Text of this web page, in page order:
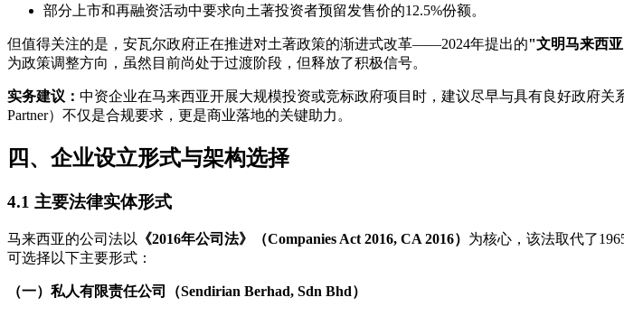
部分上市和再融资活动中要求向土著投资者预留发售价的12.5%份额。
但值得关注的是，安瓦尔政府正在推进对土著政策的渐进式改革——2024年提出的"文明马来西
为政策调整方向，虽然目前尚处于过渡阶段，但释放了积极信号。
实务建议： 中资企业在马来西亚开展大规模投资或竞标政府项目时，建议尽早与具有良好政府
Partner）不仅是合规要求，更是商业落地的关键助力。
四、企业设立形式与架构选择
4.1 主要法律实体形式
马来西亚的公司法以 《2016年公司法》（Companies Act 2016, CA 2016） 为核心，该法取代了
可选择以下主要形式：
（一）私人有限责任公司（Sendirian Berhad, Sdn Bhd）